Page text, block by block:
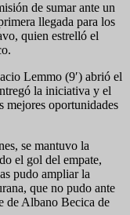
de sumar ante un
llegada para los
quien estrelló el
Lemmo (9′) abrió el
la iniciativa y el
mejores oportunidades
se mantuvo la
el gol del empate,
pudo ampliar la
que no pudo ante
de Albano Becica de